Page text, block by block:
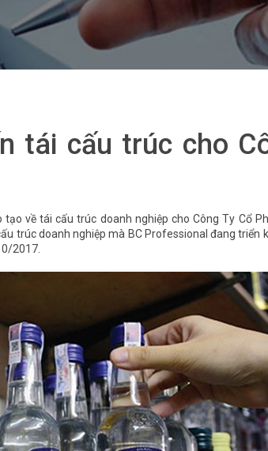
tái cấu trúc cho
về tái cấu trúc doanh nghiệp cho Công Ty Cổ
trúc doanh nghiệp mà BC Professional đang triển
2017.